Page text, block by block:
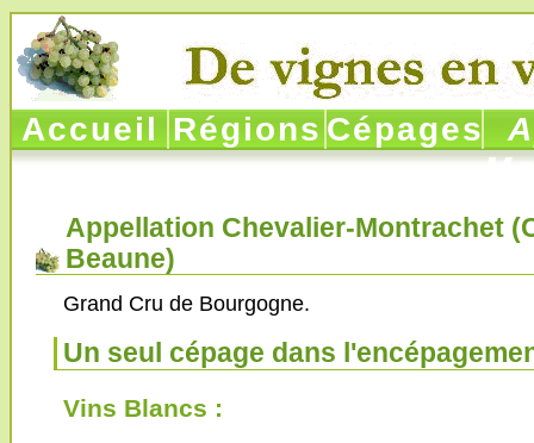
Accueil Régions Cépages
Appellation Chevalier-Montrachet (
Beaune)
Grand Cru de Bourgogne.
Un seul cépage dans
Vins Blancs :